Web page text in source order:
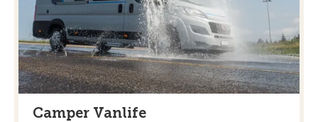
Camper Vanlife